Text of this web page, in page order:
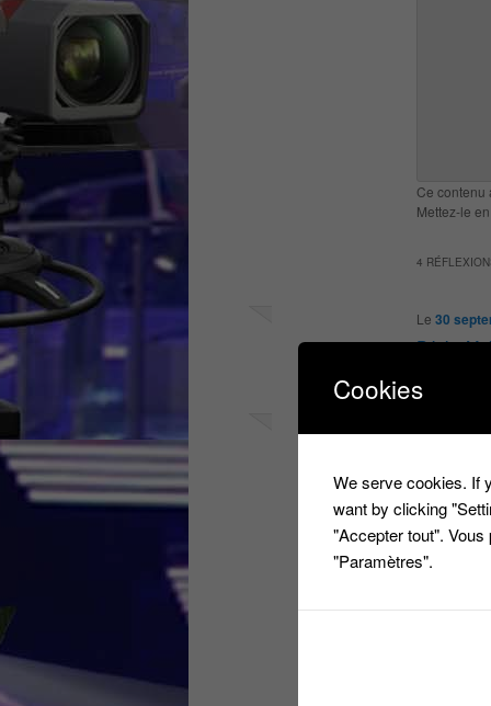
Ce contenu
Mettez-le
4
Le 30
Pépita
Répondre
Cookies
We serve cookies. If
want by clicking
"Accepter tout".
"Paramètres".